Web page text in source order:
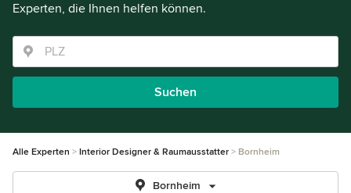
Experten, die Ihnen helfen können.
Suchen
Alle Experten Interior Designer & Raumausstatter Bornheim
Bornheim